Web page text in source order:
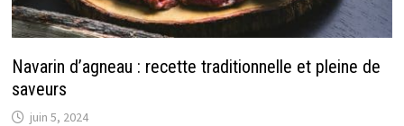
Navarin d’agneau : recette traditionnelle et pleine de
saveurs
juin 5, 2024